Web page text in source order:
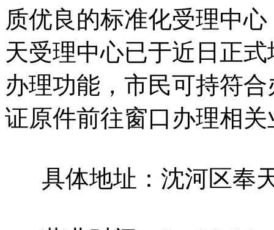
质优良的标准化受理中
天受理中心已于近日正
办理功能，市民可持符
证原件前往窗口办理相关
具体地址：沈河区奉